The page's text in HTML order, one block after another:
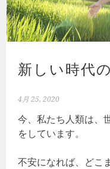
新しい時代
4月 25, 2020
今、私たち人類は、
をしています。
不安になれば、どこ